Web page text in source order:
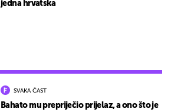
SVAKA ČAST
Bahato mu prepriječio prijelaz, a ono što je
jedna hrvatska